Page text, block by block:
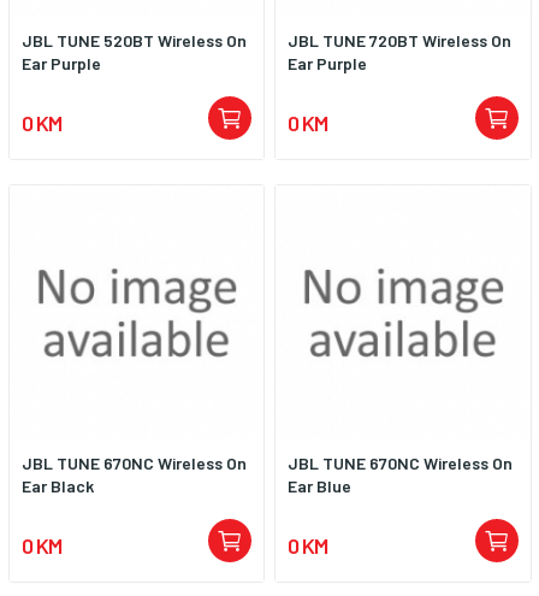
JBL TUNE 520BT Wireless On
Ear Purple
0 KM
JBL TUNE 720BT Wireless On
Ear Purple
0 KM
JBL TUNE 670NC Wireless On
Ear Black
0 KM
JBL TUNE 670NC Wireless On
Ear Blue
0 KM